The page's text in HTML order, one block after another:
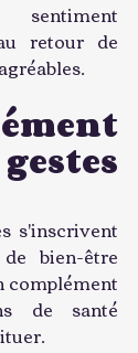
retour de
s'inscrivent
bien-être
complément
de santé